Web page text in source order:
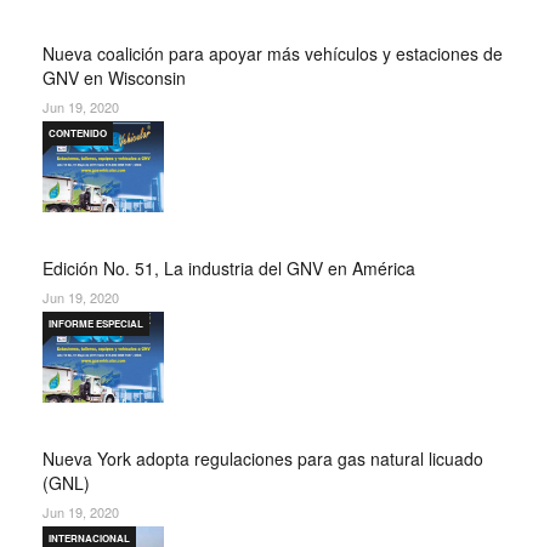
Nueva coalición para apoyar más vehículos y estaciones de
GNV en Wisconsin
Jun 19, 2020
Edición No. 51, La industria del GNV en América
CONTENIDO
Jun 19, 2020
Nueva York adopta regulaciones para gas natural licuado
(GNL)
INFORME ESPECIAL
Jun 19, 2020
INTERNACIONAL